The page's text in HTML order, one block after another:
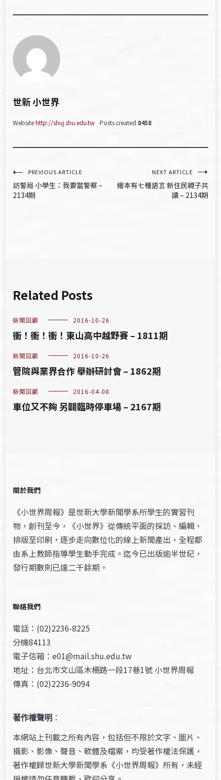
世新 小世界
Websitehttp://shuj.shu.edu.tw Posts created 8458
文
章
PREVIOUS ARTICLE
訪警局 小學生：我要當警察 –
2134期
NEXT ARTICLE
繪本有七種語言 新住民親子共
讀 – 2134期
Related Posts
新聞回顧 2016-10-26
衝！衝！衝！東山高中越野賽 – 1811期
新聞回顧 2016-10-26
管院與業界合作 舉辦研討會 – 1862期
新聞回顧 2016-04-08
車位又不夠 另闢臨時停車場 – 2167期
關於我們
《小世界周報》是世新大學新聞學系所學生的實習刊
物，創刊至今，《小世界》從傳統平面的採訪、編輯、
排版至印刷，逐步走向數位化的線上新聞產出，全程都
由系上教師指導學生動手完成。迄今已出版逾半世紀，
發行期數則已達二千餘期。
聯絡我們
電話：(02)2236-8225
分機84113
電子信箱：e01@mail.shu.edu.tw
地址：台北市文山區木柵路一段17巷1號 小世界周報
傳真：(02)2236-9094
著作權聲明 ：
本網站上刊載之所有內容，包括但不限於文字、圖片、
攝影、影像、聲音、軟體及檔案，均受著作權法保護，
著作權歸世新大學新聞學系《小世界周報》所有，未經